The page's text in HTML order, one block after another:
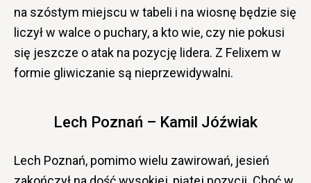
na szóstym miejscu w tabeli i na wiosnę będzie się
liczył w walce o puchary, a kto wie, czy nie pokusi
się jeszcze o atak na pozycję lidera. Z Felixem w
formie gliwiczanie są nieprzewidywalni.
Lech Poznań – Kamil Jóźwiak
Lech Poznań, pomimo wielu zawirowań, jesień